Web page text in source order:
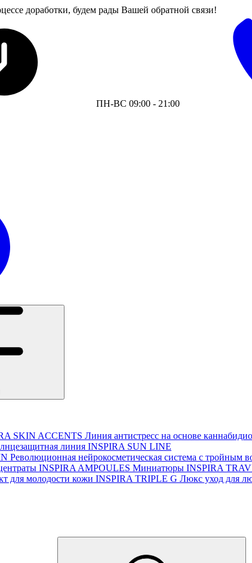
доработки, будем рады Вашей обратной связи!
ПН-ВС 09:00 - 21:00
SKIN ACCENTS Линия антистресс на основе
линия INSPIRA SUN LINE
Революционная нейрокосметическая система с тройным
INSPIRA AMPOULES Миниатюры INSPIRA
для молодости кожи INSPIRA TRIPLE G Люкс уход для